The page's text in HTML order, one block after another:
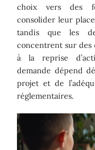
choix vers des
consolider leur
tandis que les
concentrent sur des
à la reprise
demande dépend
projet et de
réglementaires.